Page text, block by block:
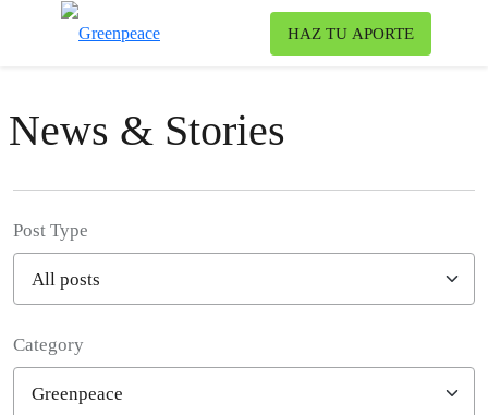
HAZ TU APORTE
News & Stories
Post Type
Category